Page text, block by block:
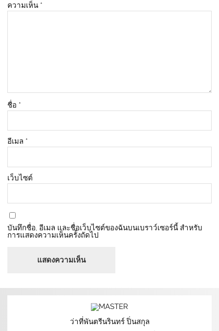
ความเห็น *
ชื่อ *
อีเมล *
เว็บไซต์
บันทึกชื่อ, อีเมล และชื่อเว็บไซต์ของฉันบนเบราว์เซอร์นี้ สำหรับ
การแสดงความเห็นครั้งถัดไป
ว่าที่พันตรีนรินทร์ ปิ่นสกุล